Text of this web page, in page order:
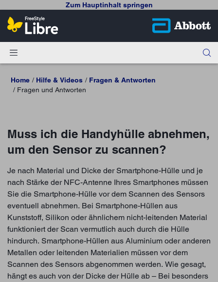
Zum Hauptinhalt springen
Home Hilfe & Videos
Fragen & Antworten
Fragen und Antworten
Muss ich die Handyhülle abnehmen,
um den Sensor zu scannen?
Je nach Material und Dicke der Smartphone-Hülle und je
nach Stärke der NFC-Antenne Ihres Smartphones müssen
Sie die Smartphone-Hülle vor dem Scannen des Sensors
eventuell abnehmen. Bei Smartphone-Hüllen aus
Kunststoff, Silikon oder ähnlichem nicht-leitenden Material
funktioniert der Scan vermutlich auch durch die Hülle
hindurch. Smartphone-Hüllen aus Aluminium oder anderen
Metallen oder leitenden Materialien müssen vor dem
Scannen des Sensors abgenommen werden. Wie gesagt,
hängt es auch von der Dicke der Hülle ab – Bei besonders